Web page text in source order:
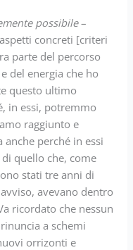
possibile–
concreti [criteri
parte del percorso
del energia che ho
questo ultimo
in essi, potremmo
raggiunto e
perché in essi
quello che, come
stati tre anni di
avevano dentro
ricordato che nessun
a schemi
orrizonti e